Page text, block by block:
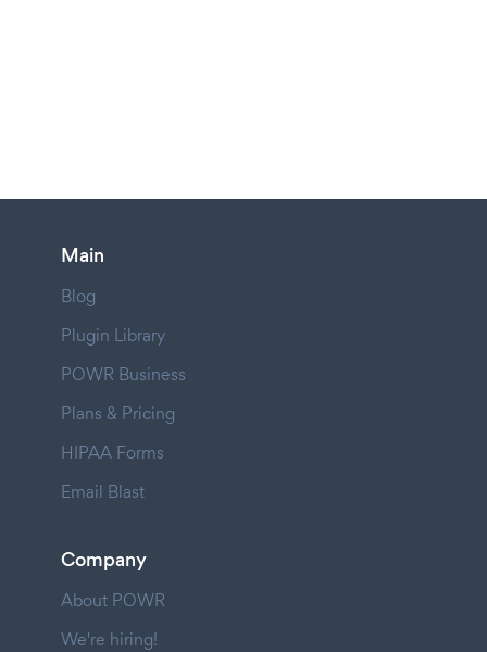
Main
Blog
Plugin Library
POWR Business
Plans & Pricing
HIPAA Forms
Email Blast
Company
About POWR
We're hiring!